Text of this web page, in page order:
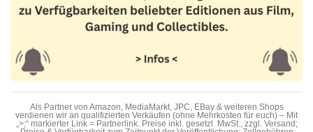
Als Partner von Amazon, MediaMarkt, JPC, EBay & weiteren Shops
verdienen wir an qualifizierten Verkäufen (ohne Mehrkosten für euch) – Mit
„>;“ markierter Link = Partnerlink. Preise inkl. gesetzl. MwSt., zzgl. Versand;